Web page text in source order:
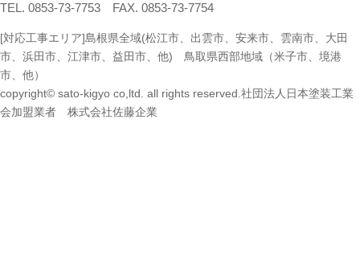
TEL. 0853-73-7753 FAX. 0853-73-7754
[対応工事エリア]島根県全域(松江市、出雲市、安来市、雲南市、大田
市、浜田市、江津市、益田市、他) 鳥取県西部地域（米子市、境港
市、他）
copyright© sato-kigyo co,ltd. all rights reserved.社団法人日本塗装工業
会加盟業者 株式会社佐藤企業